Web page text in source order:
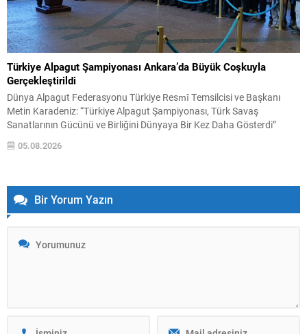
Türkiye Alpagut Şampiyonası Ankara’da Büyük Coşkuyla
Gerçekleştirildi
Dünya Alpagut Federasyonu Türkiye Resmî Temsilcisi ve Başkanı
Metin Karadeniz: “Türkiye Alpagut Şampiyonası, Türk Savaş
Sanatlarının Gücünü ve Birliğini Dünyaya Bir Kez Daha Gösterdi”
Dünya Alpagut Federasyonu Türkiye Resmî Temsilciliği tarafından
organize edilen 2026 Türkiye Alpagut Şampiyonası, 30 Temmuz–2
05.08.2026
Bir Yorum Yazın